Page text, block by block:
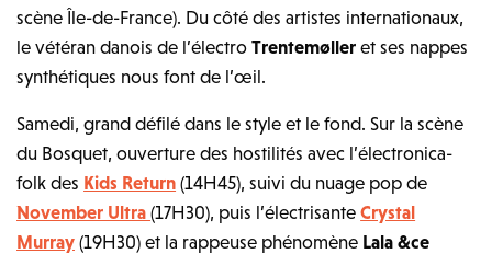
scène Île-de-France). Du côté des artistes internationaux,
le vétéran danois de l’électroTrentemølleret ses nappes
synthétiques nous font de l’œil.
Samedi, grand défilé dans le style et le fond. Sur la scène
du Bosquet, ouverture des hostilités avec l’électronica-
folk des Kids Return (14H45), suivi du nuage pop de
November Ultra(17H30), puis l’électrisanteCrystal
Murray (19H30) et la rappeuse phénomène Lala &ce